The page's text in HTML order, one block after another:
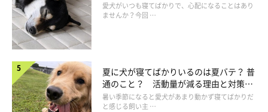
じっと見つめる
「あれ？という目で、ジーッと見てきます」
「きゅるるんとした瞳で見つめてくる」
愛犬がいつも寝てばかりで、心配になることはあり
ませんか？今回 …
夏に犬が寝てばかりいるのは夏バテ？ 普
通のこと？ 活動量が減る理由と対策と
は
暑い季節になると愛犬があまり動かず寝てばかりだ
と感じる飼い主 …